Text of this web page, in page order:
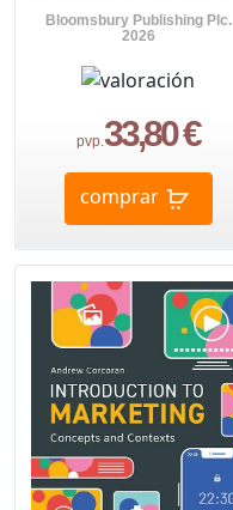
Bloomsbury Publishing Plc.
2026
pvp.33,80 €
comprar